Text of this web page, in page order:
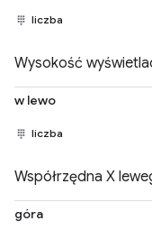
liczba
Wysokość
w lewo
liczba
Współrzędna X
góra